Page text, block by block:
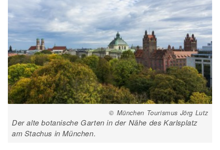
© München Tourismus Jörg Lutz
Der alte botanische Garten in der Nähe des Karlsplatz
am Stachus in München.